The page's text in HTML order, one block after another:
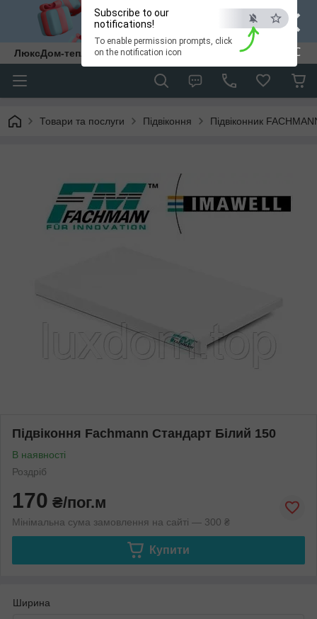
×
ESC
Subscribe to our
notifications!
To enable permission prompts, click
on the notification icon
ЛюксДом-тепло та затишок у кожен дім.
Товари та послуги Підвіконня Підвіконник
Підвіконня Fachmann Стандарт Білий 150
В наявності
Роздріб
170 ₴/пог.м
Мінімальна сума замовлення на сайті — 300 ₴
Купити
Ширина